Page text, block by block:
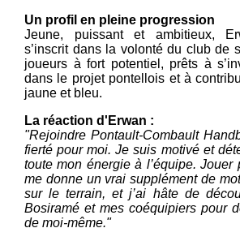
Un profil en pleine progression
Jeune, puissant et ambitieux,
s’inscrit dans la volonté du club de
joueurs à fort potentiel, prêts à
dans le projet pontellois et à
jaune et bleu.
La réaction d'Erwan :
"Rejoindre Pontault-Combault
fierté pour moi. Je suis motivé et
toute mon énergie à l’équipe. Jouer
me donne un vrai supplément de
sur le terrain, et j’ai hâte de
Bosiramé et mes coéquipiers pour
de moi-même."